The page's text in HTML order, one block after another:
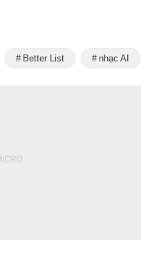
Better List nhạc AI